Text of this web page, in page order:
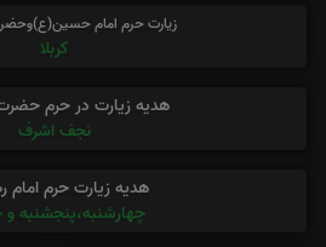
زیارت حرم امام
کربلا
هدیه زیارت در حرم
نجف اشرف
هدیه زیارت حرم امام
چهارشنبه،پنجشنبه